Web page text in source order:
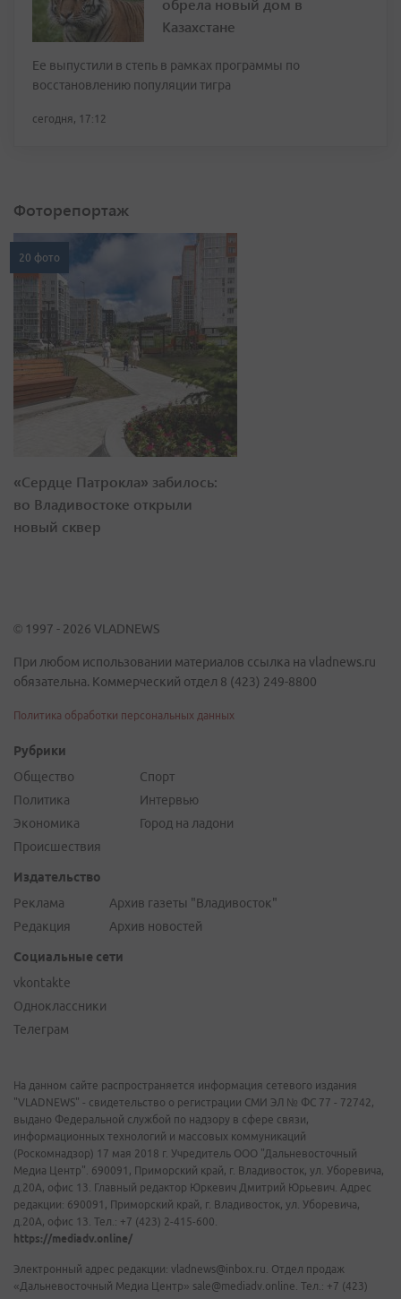
обрела новый дом в
Казахстане
Ее выпустили в степь в рамках программы по
восстановлению популяции тигра
сегодня, 17:12
Фоторепортаж
20 фото
«Сердце Патрокла» забилось:
во Владивостоке открыли
новый сквер
© 1997 - 2026 VLADNEWS
При любом использовании материалов ссылка на vladnews.ru
обязательна. Коммерческий отдел 8 (423) 249-8800
Политика обработки персональных данных
Рубрики
Общество
Политика
Экономика
Происшествия
Спорт
Интервью
Город на ладони
Издательство
Реклама
Редакция
Архив газеты "Владивосток"
Архив новостей
Социальные сети
vkontakte
Одноклассники
Телеграм
На данном сайте распространяется информация сетевого издания
"VLADNEWS" - свидетельство о регистрации СМИ ЭЛ № ФС 77 - 72742,
выдано Федеральной службой по надзору в сфере связи,
информационных технологий и массовых коммуникаций
(Роскомнадзор) 17 мая 2018 г. Учредитель ООО "Дальневосточный
Медиа Центр". 690091, Приморский край, г. Владивосток, ул. Уборевича,
д.20А, офис 13. Главный редактор Юркевич Дмитрий Юрьевич. Адрес
редакции: 690091, Приморский край, г. Владивосток, ул. Уборевича,
д.20А, офис 13. Тел.: +7 (423) 2-415-600.
https://mediadv.online/
Электронный адрес редакции: vladnews@inbox.ru. Отдел продаж
«Дальневосточный Медиа Центр» sale@mediadv.online. Тел.: +7 (423)